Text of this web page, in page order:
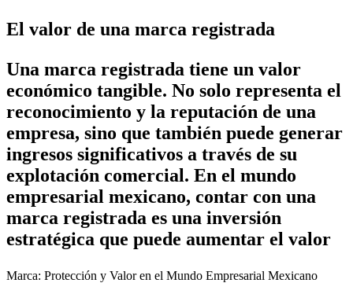
El valor de una marca registrada
Una marca registrada tiene un valor
económico tangible. No solo representa el
reconocimiento y la reputación de una
empresa, sino que también puede generar
ingresos significativos a través de su
explotación comercial. En el mundo
empresarial mexicano, contar con una
marca registrada es una inversión
estratégica que puede aumentar el valor
Marca: Protección y Valor en el Mundo Empresarial Mexicano